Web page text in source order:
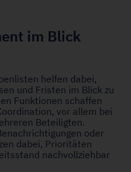
im Blick
helfen dabei,
und Fristen im Blick zu
Funktionen schaffen
vor allem bei
Beteiligten.
oder
dabei, Prioritäten
nachvollziehbar